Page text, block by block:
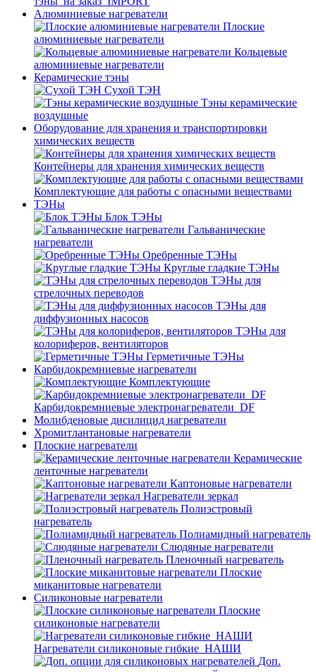
Алюминиевые нагреватели
Плоские
алюминиевые нагреватели
Кольцевые
алюминиевые нагреватели
Керамические тэны
Сухой ТЭН
Тэны керамические
воздушные
Оборудование для хранения и транспортировки
химических веществ
Контейнеры для хранения химических веществ
Комплектующие для работы с опасными веществами
ТЭНы
Блок ТЭНы
Гальванические
нагреватели
Оребренные ТЭНы
Круглые гладкие ТЭНы
ТЭНы для
стрелочных переводов
ТЭНы для
диффузионных насосов
ТЭНы для
колориферов, вентиляторов
Герметичные ТЭНы
Карбидокремниевые нагреватели
Комплектующие
Карбидокремниевые электронагреватели_DF
Молибденовые дисилицид нагреватели
Хромитлантановые нагреватели
Плоские нагреватели
Керамические
ленточные нагреватели
Каптоновые нагреватели
Нагреватели зеркал
Полиэстровый
нагреватель
Полиамидный нагреватель
Слюдяные нагреватели
Пленочный нагреватель
Плоские
миканитовые нагреватели
Силиконовые нагреватели
Плоские
силиконовые нагреватели
Нагреватели силиконовые гибкие_НАШИ
Доп.